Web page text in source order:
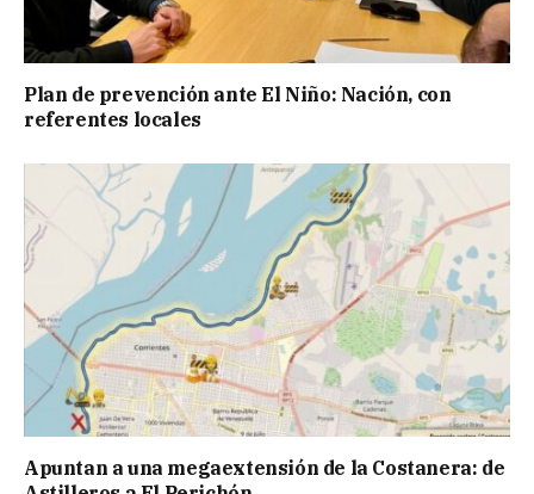
Plan de prevención ante El Niño: Nación, con
referentes locales
Apuntan a una megaextensión de la Costanera: de